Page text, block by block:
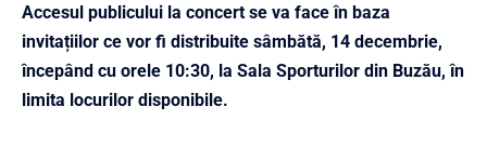
Accesul publicului la concert se va face în baza
invitațiilor ce vor fi distribuite sâmbătă, 14 decembrie,
începând cu orele 10:30, la Sala Sporturilor din Buzău, în
limita locurilor disponibile.